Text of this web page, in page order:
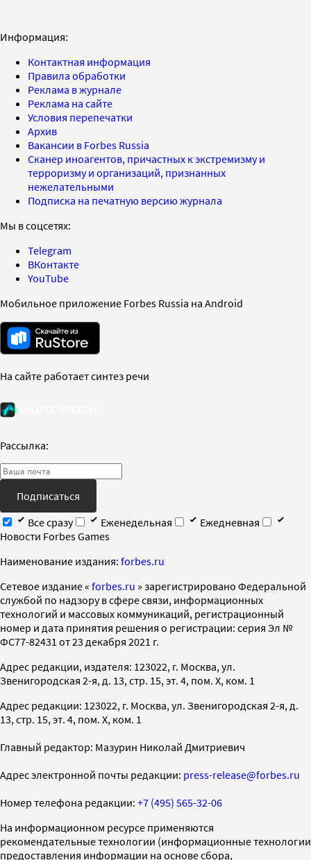
Информация:
Контактная информация
Правила обработки
Реклама в журнале
Реклама на сайте
Условия перепечатки
Архив
Вакансии в Forbes Russia
Сканер иноагентов, причастных к экстремизму и
терроризму и организаций, признанных
нежелательными
Подписка на печатную версию журнала
Мы в соцсетях:
Telegram
ВКонтакте
YouTube
Мобильное приложение Forbes Russia на Android
На сайте работает синтез речи
Рассылка:
Подписаться
Все сразу
Еженедельная
Ежедневная
Новости Forbes Games
Наименование издания: forbes.ru
Cетевое издание « forbes.ru » зарегистрировано Федеральной
службой по надзору в сфере связи, информационных
технологий и массовых коммуникаций, регистрационный
номер и дата принятия решения о регистрации: серия Эл №
ФС77-82431 от 23 декабря 2021 г.
Адрес редакции, издателя: 123022, г. Москва, ул.
Звенигородская 2-я, д. 13, стр. 15, эт. 4, пом. X, ком. 1
Адрес редакции: 123022, г. Москва, ул. Звенигородская 2-я, д.
13, стр. 15, эт. 4, пом. X, ком. 1
Главный редактор: Мазурин Николай Дмитриевич
Адрес электронной почты редакции: press-release@forbes.ru
Номер телефона редакции: +7 (495) 565-32-06
На информационном ресурсе применяются
рекомендательные технологии (информационные технологии
предоставления информации на основе сбора,